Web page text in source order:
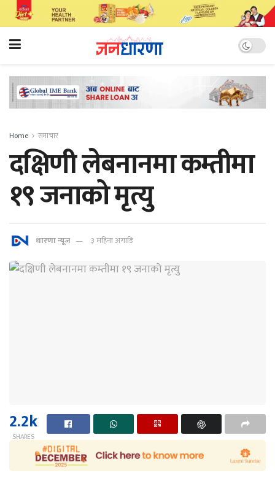
Home समाचार
दक्षिणी लेबनानमा कम्तीमा
१९ जनाको मृत्यु
धारणा न्यूज ३ महिना अगाडि
2.2k
SHARES